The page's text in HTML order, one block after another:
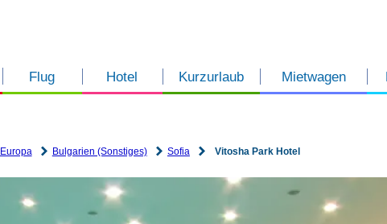
Flug Hotel Kurzurlaub Mietwagen
Europa Bulgarien (Sonstiges) Sofia Vitosha Park Hotel